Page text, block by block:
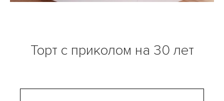
Торт с приколом на 30 лет